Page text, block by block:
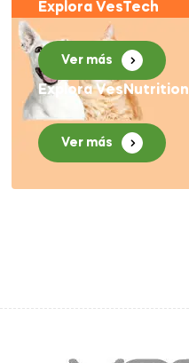
Explora VesTech
Ver más
Explora VesNutrition
Ver más